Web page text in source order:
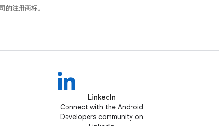
的注册商标。
LinkedIn
Connect with the Android
Developers community on